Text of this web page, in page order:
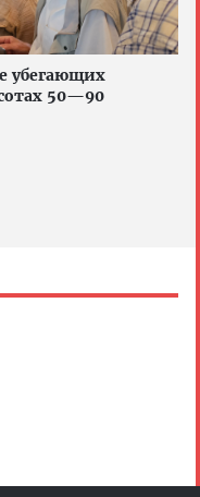
убегающих
50—90